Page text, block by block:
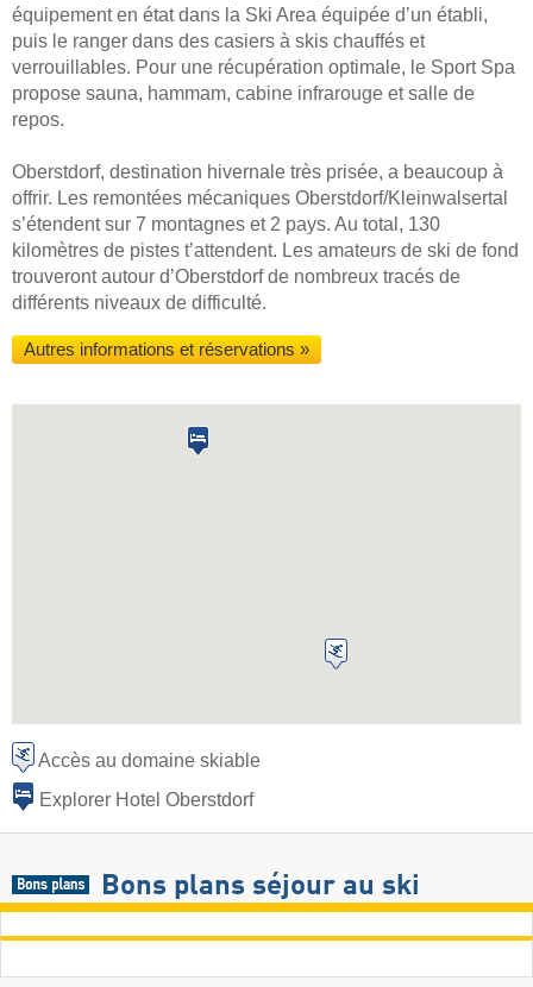
équipement en état dans la Ski Area équipée d’un établi,
puis le ranger dans des casiers à skis chauffés et
verrouillables. Pour une récupération optimale, le Sport Spa
propose sauna, hammam, cabine infrarouge et salle de
repos.
Oberstdorf, destination hivernale très prisée, a beaucoup à
offrir. Les remontées mécaniques Oberstdorf/Kleinwalsertal
s’étendent sur 7 montagnes et 2 pays. Au total, 130
kilomètres de pistes t’attendent. Les amateurs de ski de fond
trouveront autour d’Oberstdorf de nombreux tracés de
différents niveaux de difficulté.
Autres informations et réservations »
Accès au domaine skiable
Explorer Hotel Oberstdorf
Bons plans séjour au ski